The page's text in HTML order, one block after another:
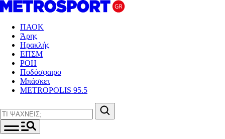
ΠΑΟΚ
Άρης
Ηρακλής
ΕΠΣΜ
ΡΟΗ
Ποδόσφαιρο
Μπάσκετ
METROPOLIS 95.5